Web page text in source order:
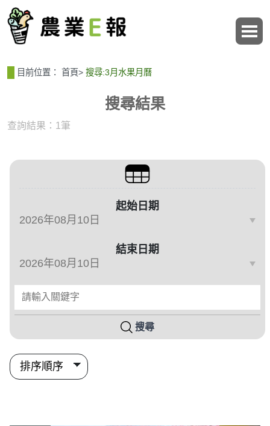
目前位置： 首頁> 搜尋:3月水果月曆
搜尋結果
查詢結果：1筆
篩選與搜尋條件
起始日期
結束日期
請輸入關鍵字
搜尋